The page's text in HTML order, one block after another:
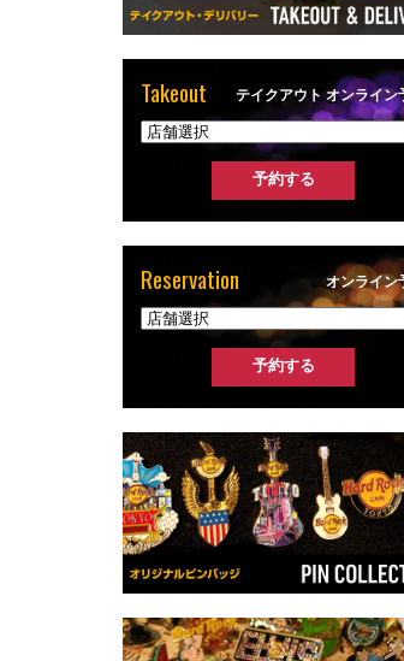
Takeout テイクアウト オンライン
Reservation オンライン